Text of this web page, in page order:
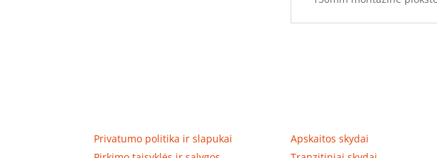
Privatumo politika ir slapukai
Apskaitos skydai